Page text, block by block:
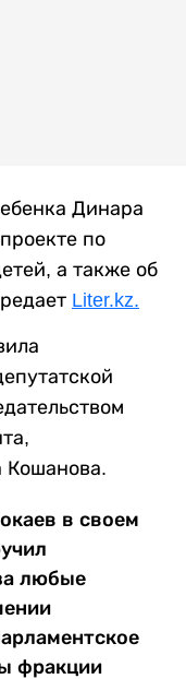
Динара
по
а также об
Liter.kz.
Кошанова.
в своем
любые
фракции